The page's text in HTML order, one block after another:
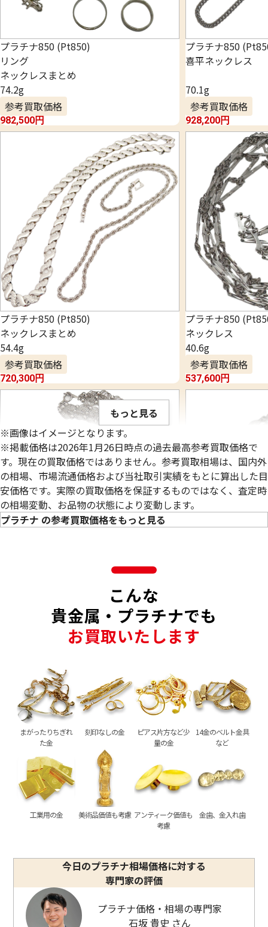
プラチナ850 (Pt850)
リング
ネックレスまとめ
74.2g
参考買取価格
982,500円
プラチナ850
喜平ネックレス
70.1g
参考買取価格
928,200円
プラチナ850 (Pt850)
ネックレスまとめ
54.4g
参考買取価格
720,300円
プラチナ850
ネックレス
40.6g
参考買取価格
537,600円
プラチナ850（Pt850）ネックレス
参考買取価格
30.6g
参考買取価格
405,200
405,200円
28.2g
もっと見る
※画像はイメージとなります。
※掲載価格は2026年1月26日時点の過去最高参考買取価格で
す。現在の買取価格ではありません。参考買取相場は、国内外
の相場、市場流通価格および当社取引実績をもとに算出した目
安価格です。実際の買取価格を保証するものではなく、査定時
の相場変動、お品物の状態により変動します。
プラチナ の参考買取価格をもっと見る
こんな
貴金属・プラチナでも
お買取いたします
まがったりちぎれ
た金
刻印なしの金
ピアス片方など少
量の金
14金のベルト金具
など
工業用の金 美術品価値も考慮 アンティーク価値も
考慮
金歯、金入れ歯
今日のプラチナ相場価格に対する
専門家の評価
プラチナ価格・相場の専門家
石坂 貴史 さん